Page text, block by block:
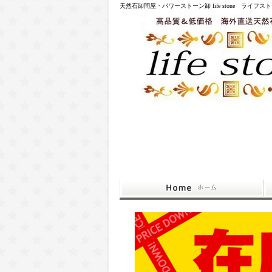
天然石卸問屋・パワーストーン卸 life stone ライフス